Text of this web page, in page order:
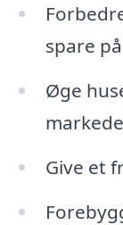
spare
Øge
Give et